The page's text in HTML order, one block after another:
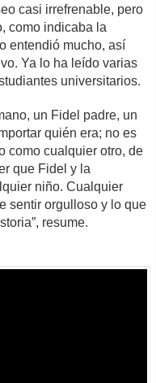
casi irrefrenable, pero
como indicaba la
entendió mucho, así
Ya lo ha leído varias
universitarios.
un Fidel padre, un
quién era; no es
como cualquier otro, de
que Fidel y la
niño. Cualquier
sentir orgulloso y lo que
resume.